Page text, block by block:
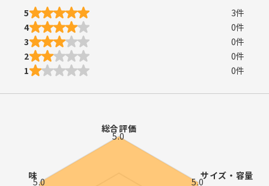
5
3件
4
0件
3
0件
2
0件
1
0件